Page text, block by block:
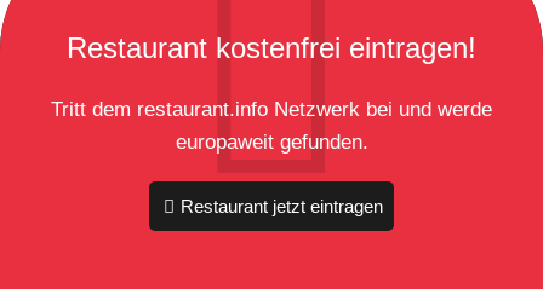
Restaurant kostenfrei eintragen!
Tritt dem restaurant.info Netzwerk bei und werde
europaweit gefunden.
Restaurant jetzt eintragen